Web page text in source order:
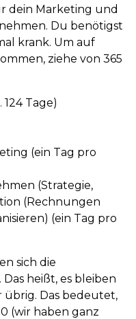
dein Marketing und
Du benötigst
krank. Um auf
ziehe von 365
Tage)
(ein Tag pro
(Strategie,
(Rechnungen
(ein Tag pro
sich die
heißt, es bleiben
übrig. Das bedeutet,
(wir haben ganz